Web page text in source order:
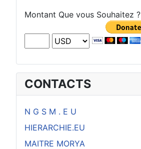
Montant Que vous Souhaitez ?
CONTACTS
N G S M . E U
HIERARCHIE.EU
MAITRE MORYA